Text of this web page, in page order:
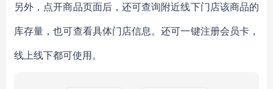
另外，点开商品页面后，还可查询附近线下门店该商品的
库存量，也可查看具体门店信息。还可一键注册会员卡，
线上线下都可使用。